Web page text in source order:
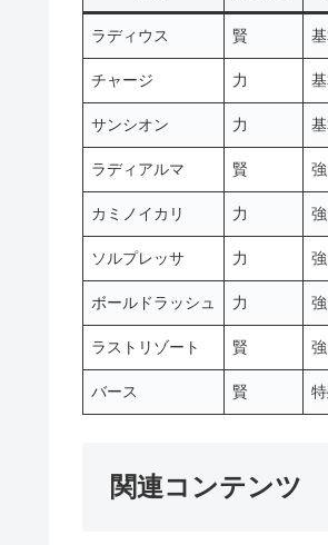
ラディウス 賢
チャージ 力
サンシオン 力
ラディアルマ 賢
カミノイカリ 力
ソルプレッサ 力
ボールドラッシュ 力
ラストリゾート 賢
バース 賢
関連コンテンツ